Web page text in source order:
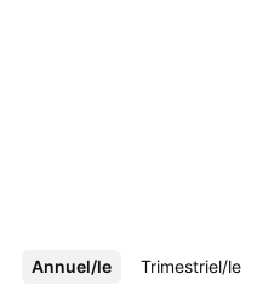
Annuel/le Trimestriel/le
Plus